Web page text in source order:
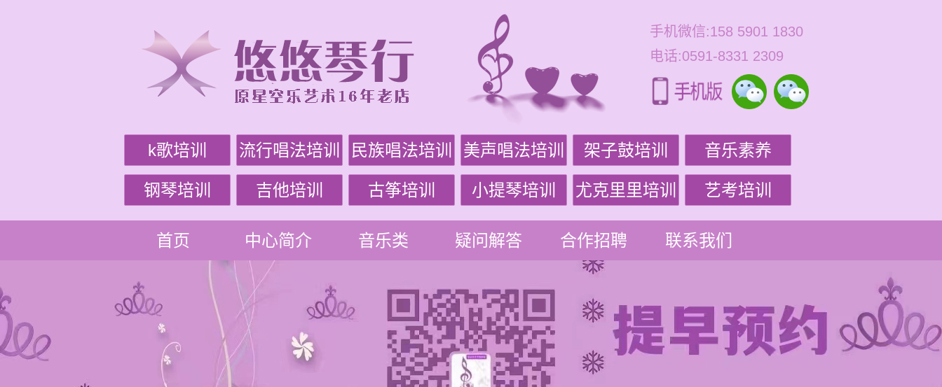
手机微信:158 5901 1830
电话:0591-8331 2309
k歌培训 流行唱法培训 民族唱法培训 美声唱法培训 架子鼓培训 音乐素养
钢琴培训 吉他培训 古筝培训 小提琴培训 尤克里里培训 艺考培训
首页 中心简介 音乐类 疑问解答 合作招聘 联系我们